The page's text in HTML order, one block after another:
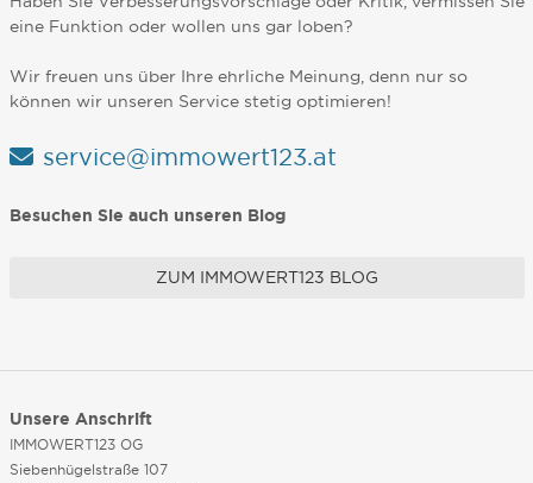
eine Funktion oder wollen uns gar loben?
Wir freuen uns über Ihre ehrliche Meinung, denn nur so
können wir unseren Service stetig optimieren!
service@immowert123.at
Besuchen Sie auch unseren Blog
ZUM IMMOWERT123 BLOG
Unsere Anschrift
IMMOWERT123 OG
Siebenhügelstraße 107